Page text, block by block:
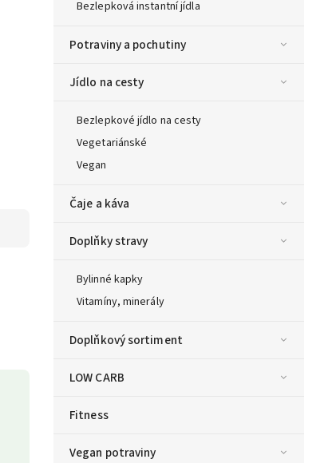
Bezlepková instantní jídla
Potraviny a pochutiny
Jídlo na cesty
Bezlepkové jídlo na cesty
Vegetariánské
Vegan
Čaje a káva
Doplňky stravy
Bylinné kapky
Vitamíny, minerály
Doplňkový sortiment
LOW CARB
Fitness
Vegan potraviny